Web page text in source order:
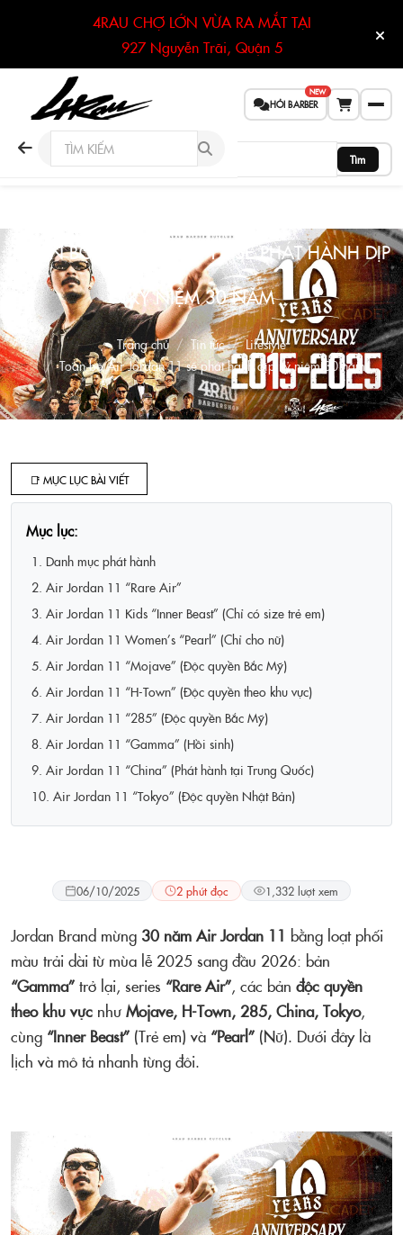
4RAU CHỢ LỚN VỪA RA MẮT TẠI
927 Nguyễn Trãi, Quận 5
HỎI BARBER
NEW
Tìm
TOÀN BỘ AIR JORDAN 11 SẼ PHÁT HÀNH DỊP
KỶ NIỆM 30 NĂM
Trang chủ Tin tức
Lifestyle
Toàn bộ Air Jordan 11 sẽ phát hành dịp kỷ niệm 30 năm
📑 MỤC LỤC BÀI VIẾT
Mục lục:
1. Danh mục phát hành
2. Air Jordan 11 “Rare Air”
3. Air Jordan 11 Kids “Inner Beast” (Chỉ có size trẻ em)
4. Air Jordan 11 Women’s “Pearl” (Chỉ cho nữ)
5. Air Jordan 11 “Mojave” (Độc quyền Bắc Mỹ)
6. Air Jordan 11 “H-Town” (Độc quyền theo khu vực)
7. Air Jordan 11 “285” (Độc quyền Bắc Mỹ)
8. Air Jordan 11 “Gamma” (Hồi sinh)
9. Air Jordan 11 “China” (Phát hành tại Trung Quốc)
10. Air Jordan 11 “Tokyo” (Độc quyền Nhật Bản)
06/10/2025
2 phút đọc 1,332 lượt xem
Jordan Brand mừng 30 năm Air Jordan 11 bằng loạt phối
màu trải dài từ mùa lễ 2025 sang đầu 2026: bản
“Gamma” trở lại, series “Rare Air”, các bản độc quyền
theo khu vực như Mojave, H-Town, 285, China, Tokyo,
cùng “Inner Beast” (Trẻ em) và “Pearl” (Nữ). Dưới đây là
lịch và mô tả nhanh từng đôi.